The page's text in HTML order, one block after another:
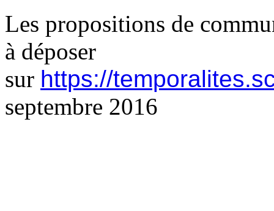
Les propositions de
à déposer
sur https://
septembre 2016